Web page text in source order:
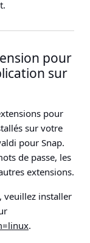
pour
sur
pour
sur votre
pour Snap.
de passe, les
extensions.
veuillez installer
.